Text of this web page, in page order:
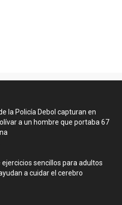
la Policía Debol capturan en
a un hombre que portaba 67
sencillos para adultos
a cuidar el cerebro